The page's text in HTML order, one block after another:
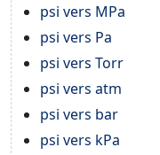
psi vers MPa
psi vers Pa
psi vers Torr
psi vers atm
psi vers bar
psi vers kPa